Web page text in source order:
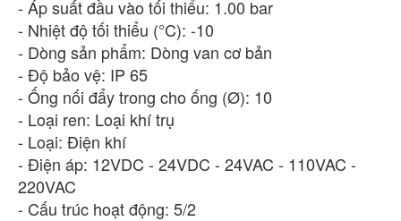
- Áp suất đầu vào tối thiểu: 1.00 bar
- Nhiệt độ tối thiểu (°C): -10
- Dòng sản phẩm: Dòng van cơ bản
- Độ bảo vệ: IP 65
- Ống nối đẩy trong cho ống (Ø): 10
- Loại ren: Loại khí trụ
- Loại: Điện khí
- Điện áp: 12VDC - 24VDC - 24VAC - 110VAC -
220VAC
- Cấu trúc hoạt động: 5/2